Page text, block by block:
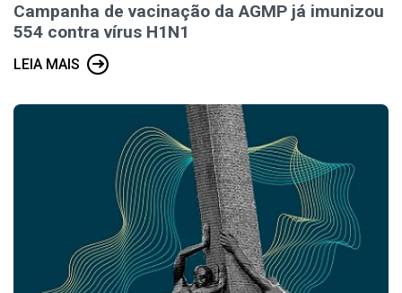
Campanha de vacinação da AGMP já imunizou
554 contra vírus H1N1
LEIA MAIS